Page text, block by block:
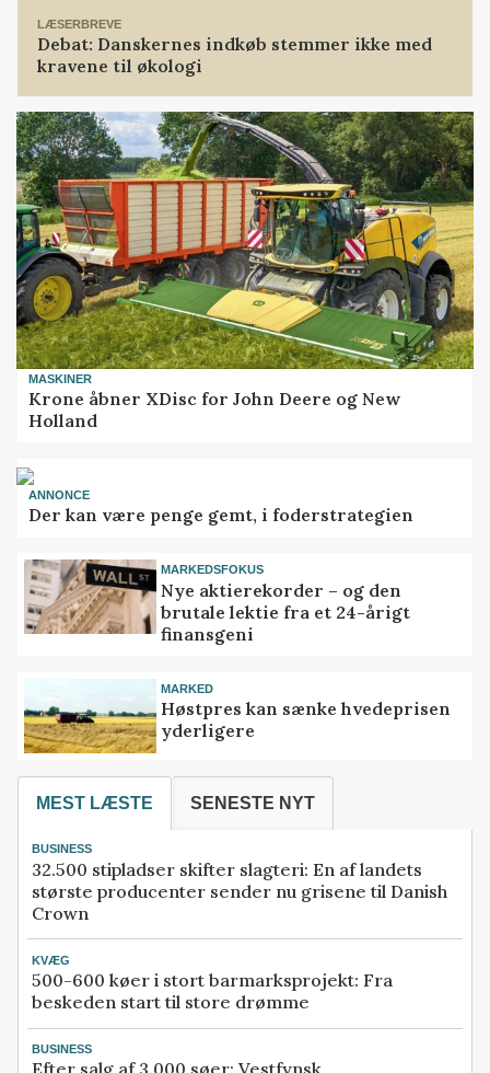
LÆSERBREVE
Debat: Danskernes indkøb stemmer ikke med
kravene til økologi
MASKINER
Krone åbner XDisc for John Deere og New
Holland
ANNONCE
Der kan være penge gemt, i foderstrategien
MARKEDSFOKUS
Nye aktierekorder – og den
brutale lektie fra et 24-årigt
finansgeni
MARKED
Høstpres kan sænke hvedeprisen
yderligere
MEST LÆSTE SENESTE NYT
BUSINESS
32.500 stipladser skifter slagteri: En af landets
største producenter sender nu grisene til Danish
Crown
KVÆG
500-600 køer i stort barmarksprojekt: Fra
beskeden start til store drømme
BUSINESS